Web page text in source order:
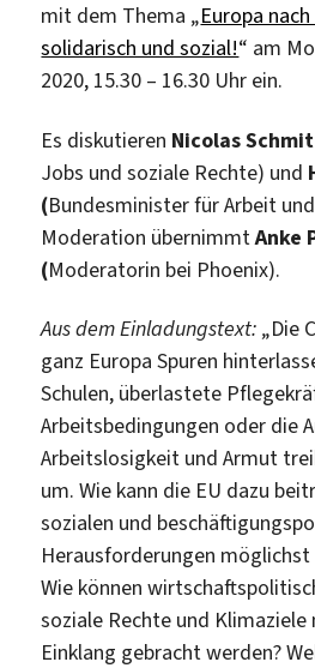
mit dem Thema „Europa
solidarisch und sozial!“ am
2020, 15.30 – 16.30 Uhr ein.
Es diskutieren Nicolas Schmit
Jobs und soziale Rechte) und
(Bundesminister für Arbeit
Moderation übernimmtAnke
(Moderatorin bei Phoenix).
Aus dem Einladungstext: „Die
ganz Europa Spuren
Schulen, überlastete
Arbeitsbedingungen oder die
Arbeitslosigkeit und Armut
um. Wie kann die EU dazu
sozialen und
Herausforderungen
Wie können
soziale Rechte und
Einklang gebracht werden?